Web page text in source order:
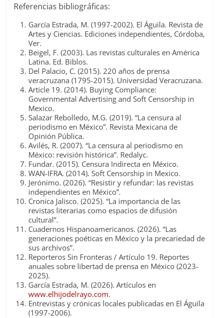
Referencias bibliográficas:
García Estrada, M. (1997-2002). El Águila. Revista de
Artes y Ciencias. Ediciones independientes, Córdoba,
Ver.
Beigel, F. (2003). Las revistas culturales en América
Latina. Ed. Biblos.
Del Palacio, C. (2015).220 años de prensa
veracruzana (1795-2015). Universidad Veracruzana.
Article 19. (2014). Buying Compliance:
Governmental Advertising and Soft Censorship in
Mexico.
Salazar Rebolledo, M.G. (2019). “La censura al
periodismo en México”. Revista Mexicana de
Opinión Pública.
Avilés, R. (2007). “La censura al periodismo en
México: revisión histórica”. Redalyc.
Fundar. (2015). Censura Indirecta en México.
WAN-IFRA. (2014).Soft Censorship in Mexico.
Jerónimo. (2026). “Resistir y refundar: las revistas
independientes en México”.
Cronica Jalisco. (2025). “La importancia de las
revistas literarias como espacios de difusión
cultural”.
Cuadernos Hispanoamericanos. (2026). “Las
generaciones poéticas en México y la precariedad de
sus archivos”.
Reporteros Sin Fronteras / Artículo 19. Reportes
anuales sobre libertad de prensa en México (2023-
2025).
García Estrada, M. (2026). Artículos en
www.elhijodelrayo.com.
Entrevistas y crónicas locales publicadas en El Águila
(1997-2006).